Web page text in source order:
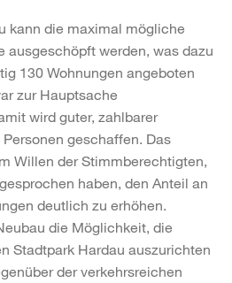
kann die maximal mögliche
ausgeschöpft werden, was dazu
130 Wohnungen angeboten
zur Hauptsache
wird guter, zahlbarer
geschaffen. Das
Willen der Stimmberechtigten,
haben, den Anteil an
deutlich zu erhöhen.
die Möglichkeit, die
Stadtpark Hardau auszurichten
der verkehrsreichen